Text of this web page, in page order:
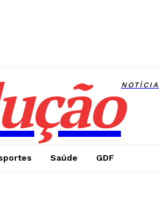
Saúde GDF